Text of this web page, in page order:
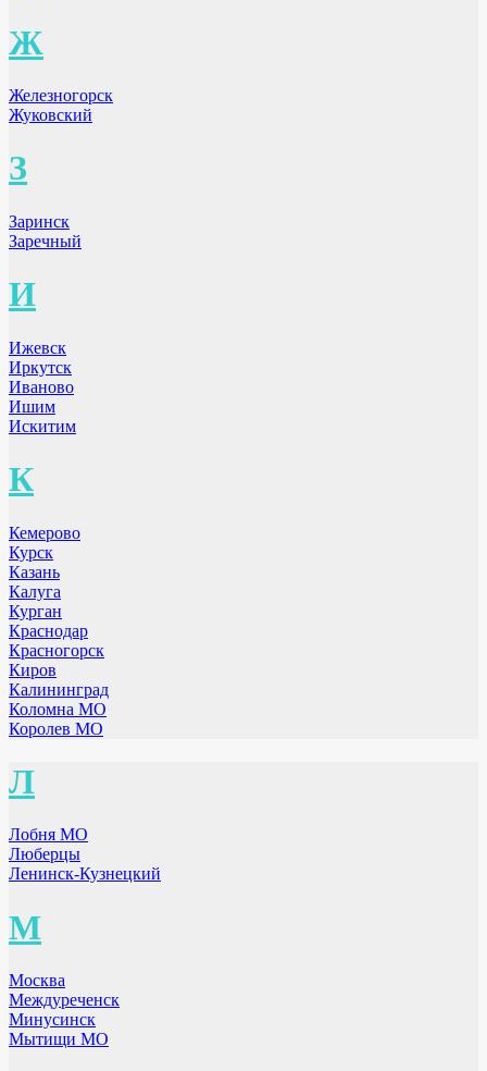
Ж
Железногорск
Жуковский
З
Заринск
Заречный
И
Ижевск
Иркутск
Иваново
Ишим
Искитим
К
Кемерово
Курск
Казань
Калуга
Курган
Краснодар
Красногорск
Киров
Калининград
Коломна МО
Королев МО
Л
Лобня МО
Люберцы
Ленинск-Кузнецкий
М
Москва
Междуреченск
Минусинск
Мытищи МО